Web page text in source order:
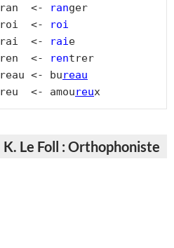
ran  <-
ranger
roi  <-
roi
rai  <-
rai e
ren  <-
rentrer
reau <- bureau
reu  <- amoureux
K. Le Foll : Orthophoniste